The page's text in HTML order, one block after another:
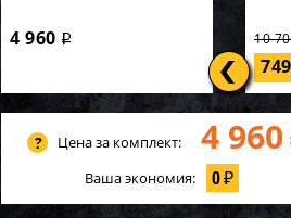
4 960 i 10
749
Цена за комплект: 4 960
Ваша экономия: 0₽